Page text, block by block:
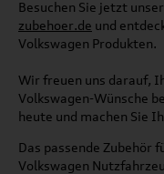
Besuchen Sie jetzt
zubehoer.de und
Volkswagen Produkten.
Wir freuen uns darauf,
Volkswagen-Wünsche
heute und machen Sie
Das passende Zubehör
Volkswagen